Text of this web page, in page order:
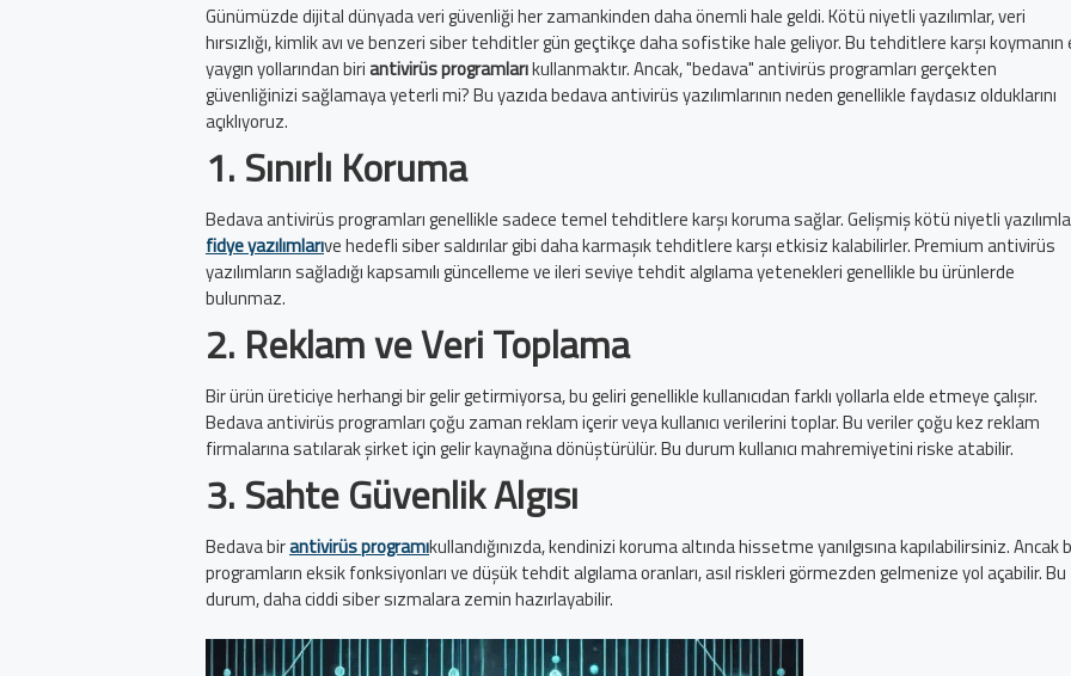
Günümüzde dijital dünyada veri güvenliği her zamankinden daha önemli hale geldi. Kötü niyetli yazılımlar, veri
hırsızlığı, kimlik avı ve benzeri siber tehditler gün geçtikçe daha sofistike hale geliyor. Bu tehditlere karşı koymanın
yaygın yollarından biriantivirüs programlarıkullanmaktır. Ancak, "bedava" antivirüs programları gerçekten
güvenliğinizi sağlamaya yeterli mi? Bu yazıda bedava antivirüs yazılımlarının neden genellikle faydasız olduklarını
açıklıyoruz.
1. Sınırlı Koruma
Bedava antivirüs programları genellikle sadece temel tehditlere karşı koruma sağlar. Gelişmiş kötü niyetli
fidye yazılımlarıve hedefli siber saldırılar gibi daha karmaşık tehditlere karşı etkisiz kalabilirler. Premium antivirüs
yazılımların sağladığı kapsamılı güncelleme ve ileri seviye tehdit algılama yetenekleri genellikle bu ürünlerde
bulunmaz.
2. Reklam ve Veri Toplama
Bir ürün üreticiye herhangi bir gelir getirmiyorsa, bu geliri genellikle kullanıcıdan farklı yollarla elde etmeye çalışır.
Bedava antivirüs programları çoğu zaman reklam içerir veya kullanıcı verilerini toplar. Bu veriler çoğu kez reklam
firmalarına satılarak şirket için gelir kaynağına dönüştürülür. Bu durum kullanıcı mahremiyetini riske atabilir.
3. Sahte Güvenlik Algısı
Bedava birantivirüs programıkullandığınızda, kendinizi koruma altında hissetme yanılgısına kapılabilirsiniz. Ancak
programların eksik fonksiyonları ve düşük tehdit algılama oranları, asıl riskleri görmezden gelmenize yol açabilir. Bu
durum, daha ciddi siber sızmalara zemin hazırlayabilir.